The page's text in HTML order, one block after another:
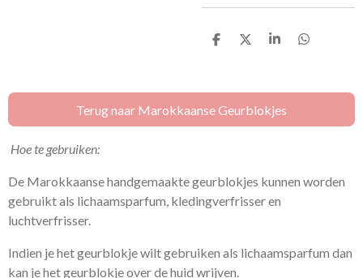
D
n
D
S
e
D
n
Terug naar Marokkaanse Geurblokjes
Hoe te gebruiken:
De Marokkaanse handgemaakte geurblokjes kunnen worden
gebruikt als lichaamsparfum, kledingverfrisser en
luchtverfrisser.
Indien je het geurblokje wilt gebruiken als lichaamsparfum dan
kan je het geurblokje over de huid wrijven.